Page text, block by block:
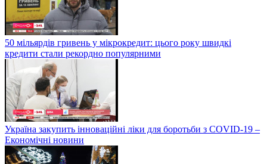
50 мільярдів гривень у мікрокредит: цього року швидкі
кредити стали рекордно популярними
Україна закупить інноваційні ліки для боротьби з COVID-19 –
Економічні новини